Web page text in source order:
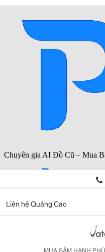
Liên hệ Quảng Cáo
MUA SẮM HẠNH